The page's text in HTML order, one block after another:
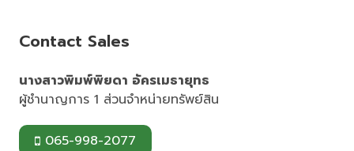
k
Contact Sales
นางสาวพิมพ์พิยดา อัครเมธายุทธ
ผู้ชำนาญการ 1 ส่วนจำหน่ายทรัพย์สิน
065-998-2077